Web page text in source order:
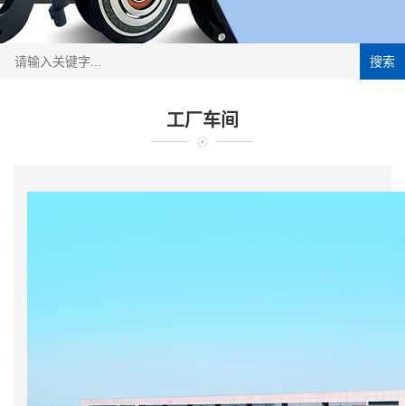
搜索
工厂车间